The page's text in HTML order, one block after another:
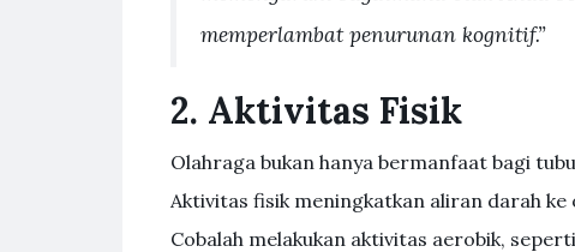
memperlambat penurunan kognitif.”
2. Aktivitas Fisik
Olahraga bukan hanya bermanfaat bagi
Aktivitas fisik meningkatkan aliran darah
Cobalah melakukan aktivitas aerobik,